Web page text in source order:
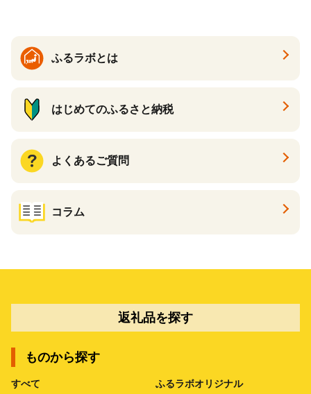
ふるラボとは
はじめてのふるさと納税
よくあるご質問
コラム
返礼品を探す
ものから探す
すべて ふるラボオリジナル